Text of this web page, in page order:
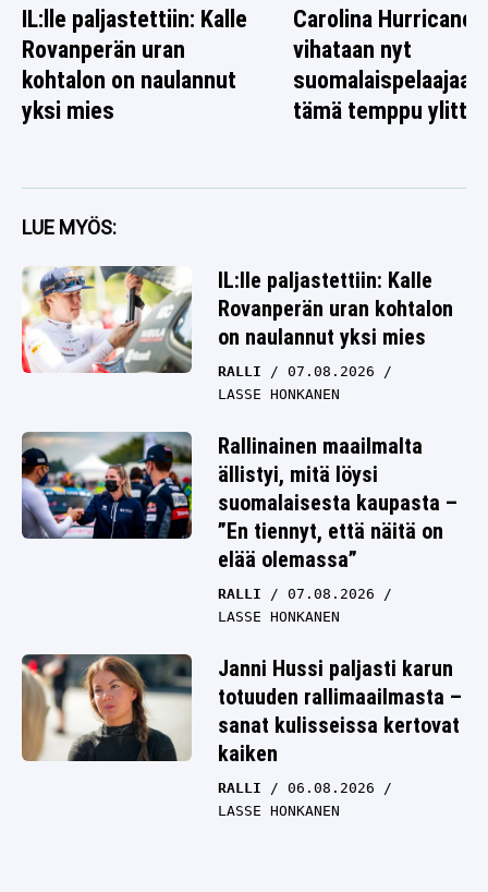
IL:lle paljastettiin: Kalle
Rovanperän uran
kohtalon on naulannut
yksi mies
Carolina
vihataan nyt
suomalaispelaajaa
tämä temppu ylitti
LUE MYÖS:
IL:lle paljastettiin: Kalle
Rovanperän uran kohtalon
on naulannut yksi mies
RALLI
07.08.2026
LASSE HONKANEN
Rallinainen maailmalta
ällistyi, mitä löysi
suomalaisesta kaupasta –
”En tiennyt, että näitä on
elää olemassa”
RALLI
07.08.2026
LASSE HONKANEN
Janni Hussi paljasti karun
totuuden rallimaailmasta –
sanat kulisseissa kertovat
kaiken
RALLI
06.08.2026
LASSE HONKANEN